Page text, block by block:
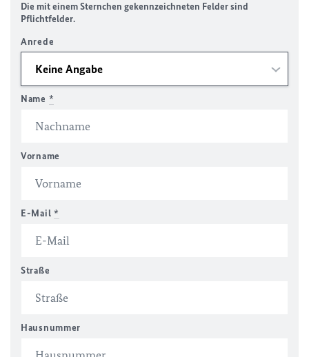
Die mit einem Sternchen gekennzeichneten Felder sind
Pflichtfelder.
Anrede
Name *
Vorname
E-Mail *
Straße
Hausnummer